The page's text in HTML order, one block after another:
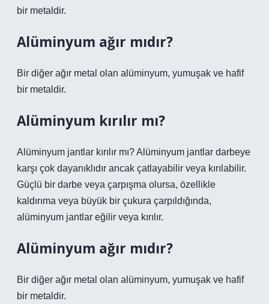
bir metaldir.
Alüminyum ağır mıdır?
Bir diğer ağır metal olan alüminyum, yumuşak ve hafif
bir metaldir.
Alüminyum kırılır mı?
Alüminyum jantlar kırılır mı? Alüminyum jantlar darbeye
karşı çok dayanıklıdır ancak çatlayabilir veya kırılabilir.
Güçlü bir darbe veya çarpışma olursa, özellikle
kaldırıma veya büyük bir çukura çarpıldığında,
alüminyum jantlar eğilir veya kırılır.
Alüminyum ağır mıdır?
Bir diğer ağır metal olan alüminyum, yumuşak ve hafif
bir metaldir.